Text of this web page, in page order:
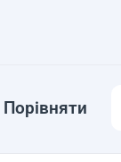
Порівняти